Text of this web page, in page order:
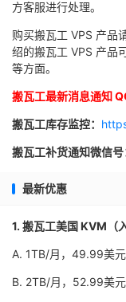
方客服进行处理。
购买搬瓦工 VPS 产品
绍的搬瓦工 VPS 产品
等方面。
搬瓦工最新消息通知
搬瓦工库存监控：
搬瓦工补货通知微信
最新优惠
1. 搬瓦工美国 KVM（
A. 1TB/月，49.99美
B. 2TB/月，52.99美